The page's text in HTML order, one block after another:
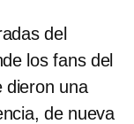
del
los fans del
dieron una
de nueva